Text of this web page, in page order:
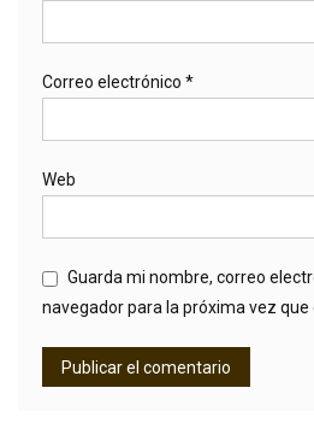
Correo electrónico *
Web
Guarda mi nombre, correo
navegador para la próxima vez que